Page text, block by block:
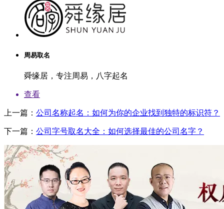
周易取名
舜缘居，专注周易，八字起名
查看
上一篇： 公司名称起名：如何为你的企业找到独特的标识符？
下一篇： 公司字号取名大全：如何选择最佳的公司名字？